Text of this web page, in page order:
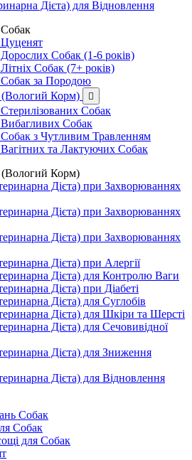
Дієта) для Відновлення
Собак (1-6 років)
Собак (7+ років)
за Породою
(Вологий Корм)

Собак
Собак
з Чутливим Травленням
та Лактуючих Собак
(Вологий Корм)
Дієта) при Захворюваннях
Дієта) при Захворюваннях
Дієта) при Захворюваннях
Дієта) при Алергії
Дієта) для Контролю Ваги
Дієта) при Діабеті
Дієта) для Суглобів
Дієта) для Шкіри та Шерсті
Дієта) для Сечовивідної
Дієта) для Зниження
Дієта) для Відновлення
Собак
Собак
для Собак